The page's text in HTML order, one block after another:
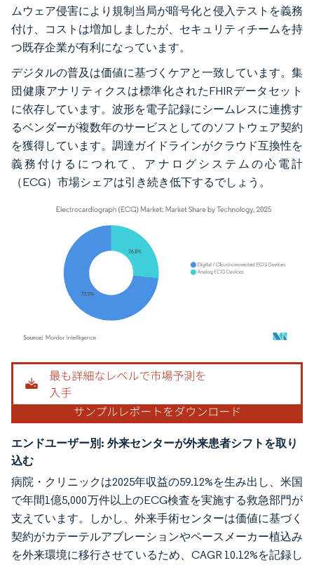
ムウェア侵害により規制当局が暗号化と侵入テストを義務
付け、コストは増加しましたが、セキュリティチームを持
つ既存企業が有利になっています。
デジタルの普及は価値に基づくケアと一致しています。集
団健康アナリティクスは標準化されたFHIRデータセット
に依存しています。波形を電子記録にシームレスに連携す
るベンダーが複数年のサービスとしてのソフトウェア契約
を獲得しています。調達ガイドラインがクラウド互換性を
義務付けるにつれて、アナログシステムの心電計
（ECG）市場シェアは引き続き低下するでしょう。
画像 © Mordor Intelligence。再利用にはCC BY 4.0の表示が必要です。
エンドユーザー別: 外来センターが外来患者シフトを取り
込む
病院・クリニックは2025年収益の59.12%を生み出し、米国
で年間1億5,000万件以上のECG検査を実施する救急部門が
支えています。しかし、外来手術センターは価値に基づく
契約がカテーテルアブレーションやペースメーカー植込み
を外来環境に移行させているため、CAGR 10.12%を記録し